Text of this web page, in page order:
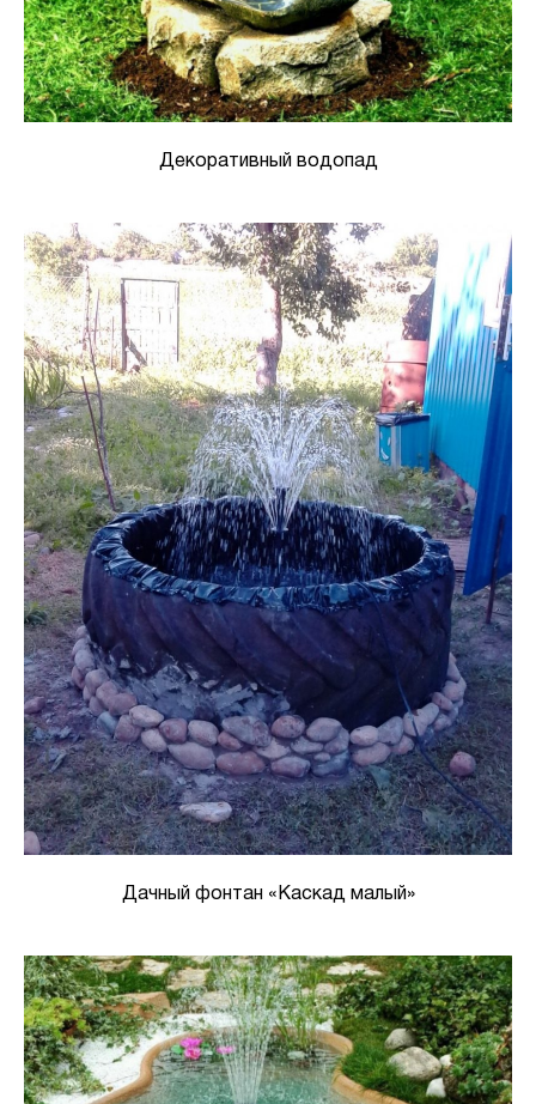
Декоративный водопад
Дачный фонтан «Каскад малый»